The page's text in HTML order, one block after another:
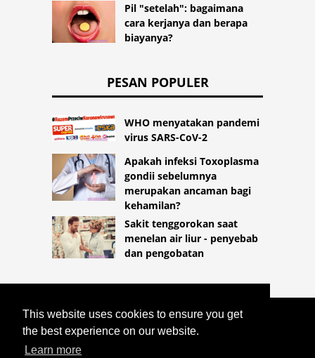
This website uses cookies to ensure you get
the best experience on our website.
Learn more
Pil "setelah": bagaimana
cara kerjanya dan berapa
biayanya?
PESAN POPULER
WHO menyatakan pandemi
virus SARS-CoV-2
Apakah infeksi Toxoplasma
gondii sebelumnya
merupakan ancaman bagi
kehamilan?
Sakit tenggorokan saat
menelan air liur - penyebab
dan pengobatan
COPYRIGHT 2026
HTTPS://LIFESTYLEMED.NET
SUPER MEDISPA, UNDANGAN KE DUNIA